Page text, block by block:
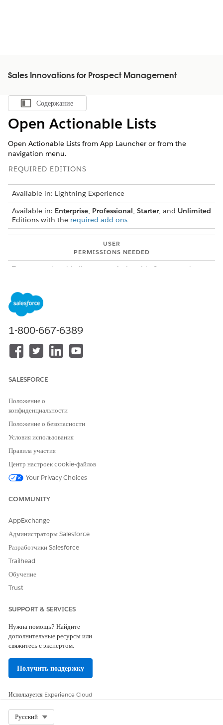
Sales Innovations for Prospect Management
Показать содержание
Содержание
Open Actionable Lists
Open Actionable Lists from App Launcher or from the
navigation menu.
REQUIRED EDITIONS
Available in: Lightning Experience
Available in: Enterprise, Professional, Starter, and Unlimited
Editions with the required add-ons
USER
PERMISSIONS NEEDED
To open actionable lists:
Actionable Segmentation
To open Actionable Lists from App Launcher (1), search
for and selectActionable Lists
To open Actionable Lists from the navigation menu, add
Actionable Lists (2) to the navigation menu, and then
In the navigation menu, click
ClickAdd More Items
Search for and select
Save your changes.
ЭТА СТАТЬЯ РЕШИЛА ВАШУ ПРОБЛЕМУ?
Оставьте свой отзыв, чтобы мы могли стать лучше!
1-800-667-6389
SALESFORCE
Положение о
конфиденциальности
Положение о безопасности
Условия использования
Правила участия
Центр настроек cookie-файлов
Your Privacy Choices
COMMUNITY
AppExchange
Администраторы Salesforce
Разработчики Salesforce
Trailhead
Обучение
Trust
SUPPORT & SERVICES
Нужна помощь? Найдите
дополнительные ресурсы или
свяжитесь с экспертом.
Получить поддержку
Используется Experience Cloud
Русский